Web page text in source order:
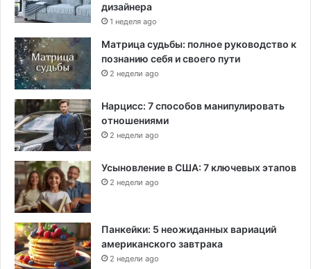
дизайнера
1 неделя ago
Матрица судьбы: полное руководство к
познанию себя и своего пути
2 недели ago
Нарцисс: 7 способов манипулировать
отношениями
2 недели ago
Усыновление в США: 7 ключевых этапов
2 недели ago
Панкейки: 5 неожиданных вариаций
американского завтрака
2 недели ago